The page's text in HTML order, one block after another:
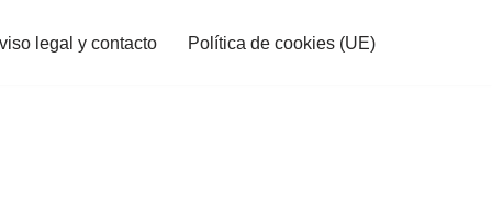
legal y contacto Política de cookies (UE)